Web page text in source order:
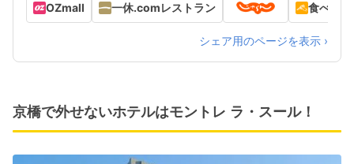
9/5(火)・10/3(火)・11/7(火)・12/5(火)［2024
OZmall 一休.comレストラン 食べログ
シェア用のページを表示 ›
京橋で外せないホテルはモントレ ラ・スール！